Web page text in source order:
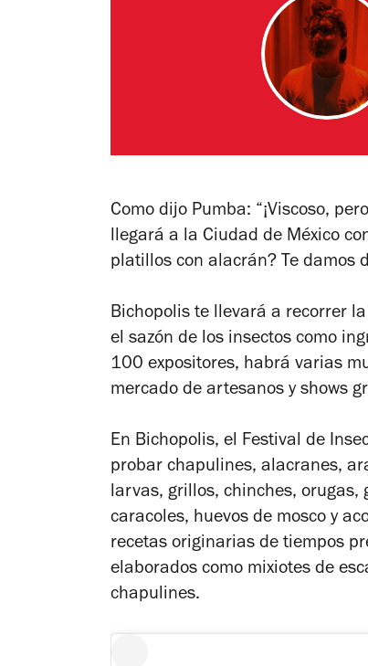
Como dijo Pumba: “¡Viscoso,
llegará a la Ciudad de México
platillos con alacrán? Te damos
Bichopolis te llevará a recorrer
el sazón de los insectos como
100 expositores, habrá varias
mercado de artesanos y shows
En Bichopolis, el Festival de
probar chapulines, alacranes,
larvas, grillos, chinches, orugas,
caracoles, huevos de mosco y
recetas originarias de tiempos
elaborados como mixiotes de
chapulines.